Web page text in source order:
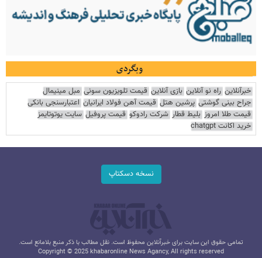
وبگردی
خبرآنلاین راه نو آنلاین بازی آنلاین قیمت تلویزیون سونی مبل مینیمال
جراح بینی گوشتی پرشین هتل قیمت آهن فولاد ایرانیان اعتبارسنجی بانکی
قیمت طلا امروز بلیط قطار شرکت رادوکو قیمت پروفیل سایت یوتوتایمز
خرید اکانت chatgpt
نسخه دسکتاپ
تمامی حقوق این سایت برای خبرآنلاین محفوظ است. نقل مطالب با ذکر منبع بلامانع است.
Copyright © 2025 khabaronline News Agancy, All rights reserved